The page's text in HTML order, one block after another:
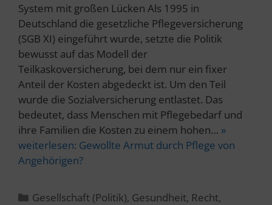
System mit großen Lücken Als 1995 in
Deutschland die gesetzliche Pflegeversicherung
(SGB XI) eingeführt wurde, setzte die Politik
bewusst auf das Modell der
Teilkaskoversicherung, bei dem nur ein fixer
Anteil der Kosten abgedeckt ist. Um den Teil
wurde die Sozialversicherung entlastet. Das
bedeutet, dass Menschen mit Pflegebedarf und
ihre Familien die Kosten zu einem hohen… »
weiterlesen: Gewollte Armut durch Pflege von
Angehörigen?
Kategorien
Gesellschaft (Politik), Gesundheit, Recht,